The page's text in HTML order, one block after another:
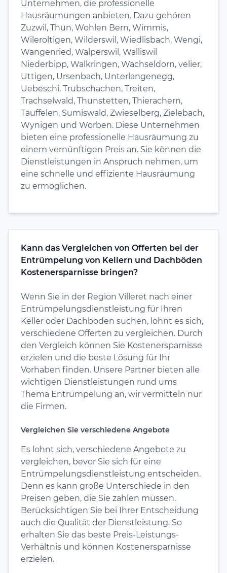
Unternehmen, die professionelle
Hausräumungen anbieten. Dazu gehören
Zuzwil, Thun, Wohlen Bern, Wimmis,
Wileroltigen, Wilderswil, Wiedlisbach, Wengi,
Wangenried, Walperswil, Walliswil
Niederbipp, Walkringen, Wachseldorn, velier,
Uttigen, Ursenbach, Unterlangenegg,
Uebeschi, Trubschachen, Treiten,
Trachselwald, Thunstetten, Thierachern,
Täuffelen, Sumiswald, Zwieselberg, Zielebach,
Wynigen und Worben. Diese Unternehmen
bieten eine professionelle Hausräumung zu
einem vernünftigen Preis an. Sie können die
Dienstleistungen in Anspruch nehmen, um
eine schnelle und effiziente Hausräumung
zu ermöglichen.
Kann das Vergleichen von Offerten bei der
Entrümpelung von Kellern und Dachböden
Kostenersparnisse bringen?
Wenn Sie in der Region Villeret nach einer
Entrümpelungsdienstleistung für Ihren
Keller oder Dachboden suchen, lohnt es sich,
verschiedene Offerten zu vergleichen. Durch
den Vergleich können Sie Kostenersparnisse
erzielen und die beste Lösung für Ihr
Vorhaben finden. Unsere Partner bieten alle
wichtigen Dienstleistungen rund ums
Thema Entrümpelung an, wir vermitteln nur
die Firmen.
Vergleichen Sie verschiedene Angebote
Es lohnt sich, verschiedene Angebote zu
vergleichen, bevor Sie sich für eine
Entrümpelungsdienstleistung entscheiden.
Denn es kann große Unterschiede in den
Preisen geben, die Sie zahlen müssen.
Berücksichtigen Sie bei Ihrer Entscheidung
auch die Qualität der Dienstleistung. So
erhalten Sie das beste Preis-Leistungs-
Verhältnis und können Kostenersparnisse
erzielen.